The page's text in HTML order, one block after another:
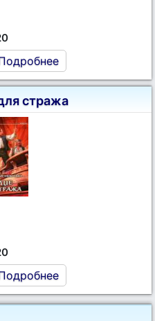
стража